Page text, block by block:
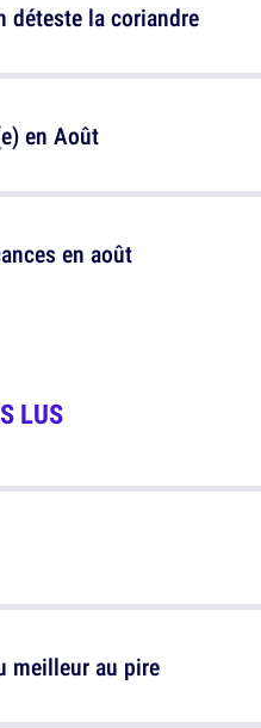
en Août
déteste la coriandre
en août
LUS
meilleur au pire